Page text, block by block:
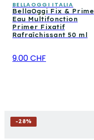
BELLAOGGI ITALIA
BellaOggi Fix & Prime
Eau Multifonction
Primer Fixatif
Rafraîchissant 50 ml
9.00 CHF
-28%